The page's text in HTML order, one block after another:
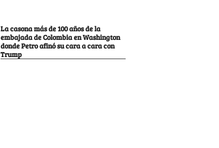
La casona más de 100 años de la
embajada de Colombia en Washington
donde Petro afinó su cara a cara con
Trump